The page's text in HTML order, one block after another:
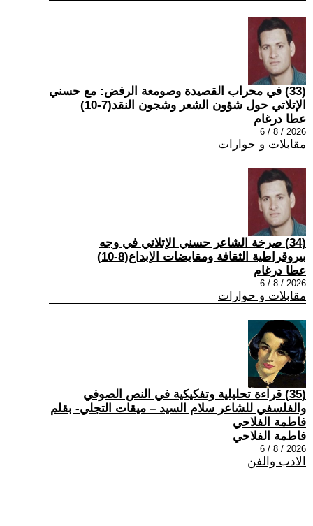
(33) في محراب القصيدة وصومعة الرفض: مع حسني
الإتلاتي حول شؤون الشعر وشجون النقد(7-10)
عطا درغام
2026 / 8 / 6
مقابلات و حوارات
(34) صرخة الشاعر حسني الإتلاتي في وجه
بيروقراطية الثقافة ومقايضات الإبداع(8-10)
عطا درغام
2026 / 8 / 6
مقابلات و حوارات
(35) قراءة تحليلية وتفكيكية في النص الصوفي
والفلسفي للشاعر سلام السيد – ميقات التجلي- بقلم
فاطمة الفلاحي
فاطمة الفلاحي
2026 / 8 / 6
الادب والفن